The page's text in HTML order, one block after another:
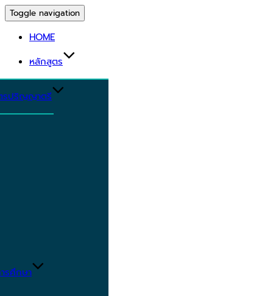
Toggle navigation
HOME
หลักสูตร
รปริญญาตรี
รศึกษา